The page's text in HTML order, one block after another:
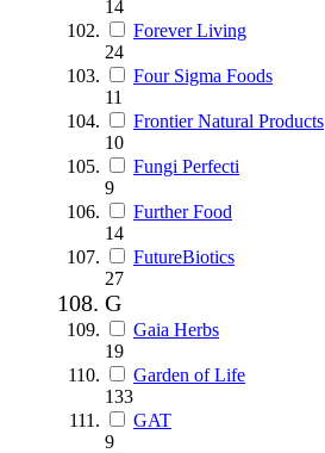
14
Forever Living
24
Four Sigma Foods
11
Frontier Natural Products
10
Fungi Perfecti
9
Further Food
14
FutureBiotics
27
G
Gaia Herbs
19
Garden of Life
133
GAT
9